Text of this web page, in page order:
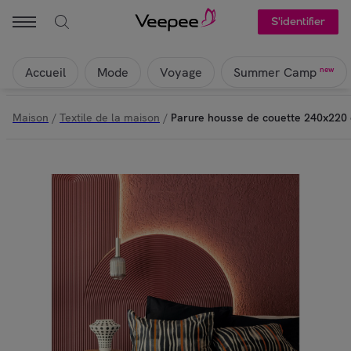
S'identifier
Accueil Mode Voyage Summer Camp new
Maison / Textile de la maison / Parure housse de couette